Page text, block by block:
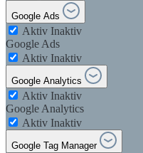
Google Ads
Aktiv Inaktiv
Google Ads
Aktiv Inaktiv
Google Analytics
Aktiv Inaktiv
Google Analytics
Aktiv Inaktiv
Google Tag Manager